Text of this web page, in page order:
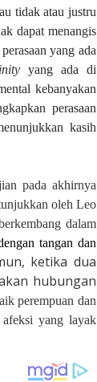
tidak atau justru
dapat menangis
yang ada
yang ada di
kebanyakan
perasaan
kasih
pada akhirnya
oleh Leo
dalam
tangan dan
ketika dua
hubungan
perempuan dan
yang layak